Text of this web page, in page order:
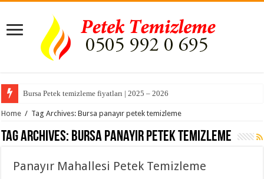
Bursa Petek temizleme fiyatları | 2025 – 2026
Home / Tag Archives: Bursa panayır petek temizleme
Tag Archives: Bursa panayır petek temizleme
Panayır Mahallesi Petek Temizleme